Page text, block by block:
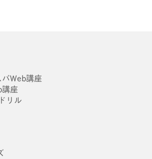
Web講座
座
リル